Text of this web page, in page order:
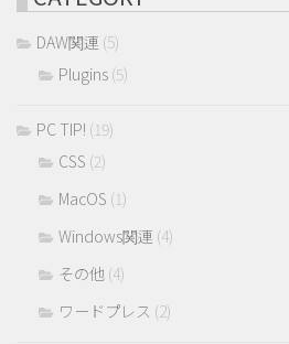
DAW関連 (5)
Plugins (5)
PC TIP! (19)
CSS (2)
MacOS (1)
Windows関連 (4)
その他 (4)
ワードプレス (2)